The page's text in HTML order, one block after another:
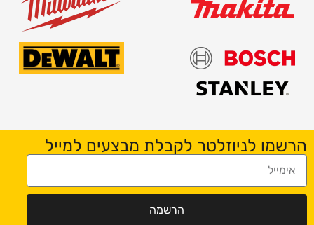
הרשמו לניוזלטר לקבלת מבצעים למייל
הרשמה